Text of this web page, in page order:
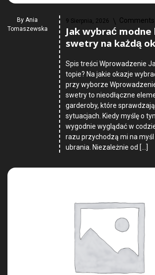
By Ania
Tomaszewska
9 Sierpnia, 2026 Comments
Jak wybrać modne
swetry na każdą
Spis treści Wprowadzenie
topie? Na jakie okazje
przy wyborze
swetry to nieodłączne
garderoby, które
sytuacjach. Kiedy myślę o
wygodnie wyglądać w
razu przychodzą mi na myśl
ubrania. Niezależnie od […]